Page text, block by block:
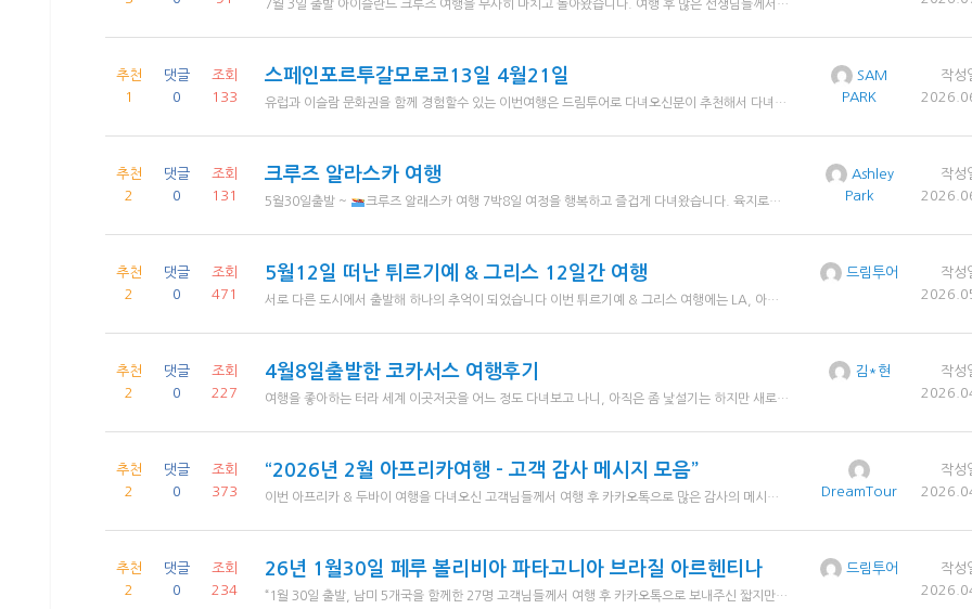
7월 3일 출발 아이슬란드 크루즈 여행을 무사히 마치고 돌아왔습니다. 여행 후 많은 선생님들께서 "덕분에 편안하고 즐거운 여행이었다", "좋은 분들과 함께해 더욱 뜻깊었다", "평생 잊지 못할 추억이 되었다"는 따뜻한 말씀을 전해 주셨습니다. 특히 무더운 여름, 시원한 아이슬란드의 대자연을 감상하며 아름다운 풍경과 특별한 경험을 함께 나눌 수 있었고, 미국 각 지역에서 오신 좋은 분들과 소중한 인연을 맺을 수 있었던 시간이었습니다. 여행사를 통한 첫 그룹 크루즈 여행이라 처음에는 다소 어색하셨지만, 여행이 끝날 무렵에는 서로 정을 나누며 다음 만남을 기약하는 모습이 무척 인상적이었습니다. 여행이 끝난 후에도 "벌써 꿈같은 시간이 지나갔다", "추억이 오래도록 마음속에 남을 것 같다"는 말씀을 남겨주신 고객님들께 진심으로 감사드립니다. 드림투어는 앞으로도 고객 한 분 한 분이 편안하고 안전하게 여행하실 수 있도록 세심하게 준비하고, 좋은 사람들과 아름다운 추억을 만들어 가는 여행을 선사하겠습니다. 함께해 주신 모든 선생님들께 다시 한번 감사드리며, 늘 건강과 행복이 함께하시길 기원합니다. 감사합니다. - 드림투어 아이슬란드 크루즈팀 일동 - 고객 후기 한마디 "덕분에 많이 보고, 많이 먹고, 정말 편안한 여행이었습니다." "좋은 여행 코스와 좋은 분들과의 만남이 너무 좋았습니다." "사장님의 세심한 배려 덕분에 즐겁고 안전한 여행이 되었습니다." "추억에 오래 남을 행복한 여행이었습니다." "함께 여행한 모든 분들께 감사드립니다. 다음에 또 뵙기를 바랍니다." "아름다운 아이슬란드의 풍경과 소중한 인연을 오래 기억하겠습니다."
추천
1
댓글
0
조회
133
스페인포르투갈모로코13일 4월21일
유럽과 이슬람 문화권을 함께 경험할수 있는 이번여행은 드림투어로 다녀오신분이 추천해서 다녀오게 되었는데 호텔이 전반적으로 깨끗하고, 식사가 생각보다 훨씬 잘 나와 만족했습니다. 가기전에는 모로코 뭐 볼꺼 있나? 했는데 다녀와서는 모로코가 가장 기억에 남습니다. 장거리 일정이었지만 전반적으로 만족스러웠고 사장님과 가이드님이 세심하게 챙겨주셔서 편안하게 여행했습니다. 추천해주신 분께도 감사드리고, 앞으로 발전하는 여행사가 되시길 바랍니다. 다음 여행은 크로아티아를 가보고 싶습니다. 연락드리겠습니다
SAM
PARK
작성
추천
2
댓글
0
조회
131
크루즈 알라스카 여행
5월30일출발 ~ 크루즈 알래스카 여행 7박8일 여정을 행복하고 즐겁게 다녀왔습니다. 육지로만 다니다가 처음으로 크루즈(로열프린세스)를 탔는데 그곳에는 화려한 많은 프로그램이있었고 다양한 음식들 최선을 다하는 승무원들과 배려심 많은 종시자들 있어서 감사했습니다~ 좋은 날씨와 축복속에 드림투어 인솔자 및 기사님 그리고 함께 여행하신분들의 배려덕분에 더 좋은 여행이었습니다 드림투어 제이미가이드의 설명과 통솔력 축복에 크루즈여행의 묘미를 맘껏 누려 매일 매일이 기적의 날였습니다. 해외여행의 색다른 큰 경험을 해보며 , 드림투어에 감사하고 예약부터 끝까지 성실히 해주신 레이첼씨의 행함에 다른 여행객들에게도 큰 영향력 미칠것 기대하며. 항상 건강하시길
Ashley
Park
작성
추천
2
댓글
0
조회
471
5월12일 떠난 튀르기예 & 그리스 12일간 여행
서로 다른 도시에서 출발해 하나의 추억이 되었습니다 이번 튀르기예 & 그리스 여행에는 LA, 아틀란타, 필라델피아 등 미국 각 지역에서 오신 고객분들이 함께하셨습니다. 처음 만난 분들이었지만 여행이 진행될수록 서로를 배려하고 챙기며, 도움이 필요한 순간에는 먼저 손을 내미는 따뜻한 모습이 인상적이었습니다. 아름다운 풍경과 역사적인 명소도 여행의 소중한 추억이 되었지만, 무엇보다 함께한 좋은 분들 덕분에 더욱 행복하고 의미 있는 시간이 되었습니다. 여행을 마친 후 단체 카톡방에는 "정말 즐거운 여행이었다", "좋은 분들을 만나 행복했다", "다음 여행도 함께하고 싶다"는 감사의 메시지가 이어졌습니다. 드림투어는 좋은 여행 상품을 만드는 것만큼 좋은 분들이 함께하는 여행 문화를 소중하게 생각합니다. 이번 여행을 더욱 특별하게 만들어 주신 모든 고객님들께 진심으로 감사드립니다. 함께여서 더욱 행복했던 튀르기예 & 그리스 여행의 소중한 순간들을 사진으로 소개합니다.
드림투어
작성
추천
2
댓글
0
조회
227
4월8일출발한 코카서스 여행후기
여행을 좋아하는 터라 세계 이곳저곳을 어느 정도 다녀보고 나니, 아직은 좀 낯설기는 하지만 새로운 문화를 접해보고 싶어 코카서스에 대한 기대감으로 예약을 했는데 중동전쟁여파로 취소해야하나 고민이 많았지만 참여하기로 결정하고 떠난 코카서스 여행이었습니다. 드림투어를 통해 많은 여행을 다녔지만 이번 여행 역시 만족도가 높았고 함께한 일행분들이 너~무 좋아서 두배로 즐겁고 행복한 여행이었습니다. 순수하고 숙박함이 가득한 코카서스, 호텔, 음식 뭐하나 부족함이 없던 여행을 준비해주신 드림투어에 감사드립니다.
김*현
작성
추천
2
댓글
0
조회
373
“2026년 2월 아프리카여행 – 고객 감사 메시지 모음”
이번 아프리카 & 두바이 여행을 다녀오신 고객님들께서 여행 후 카카오톡으로 많은 감사의 메시지를 보내주셨습니다. 연세가 있으신 고객님들이 많아 홈페이지 후기 대신 카톡으로 마음을 전해주셨고, 그 따뜻한 글들을 모아 정리해 소개드립니다. 드림투어를 믿고 함께해주셔서 진심으로 감사드립니다. DreamTour
작성
추천
2
댓글
0
조회
234
26년 1월30일 페루 볼리비아 파타고니아 브라질 아르헨티나
“1월 30일 출발, 남미 5개국을 함께한 27명 고객님들께서 여행 후 카카오톡으로 보내주신 짧지만 진심 어린 감사 인사를 모아 전해드립니다. 쉽지 않은 긴 여정이었지만 ‘행복한 여행이었다’는 한결같은 말씀에 드림투어가 추구하는 여행의 가치를 다시 한번 느낄 수 있었습니다.”
드림투어
작성